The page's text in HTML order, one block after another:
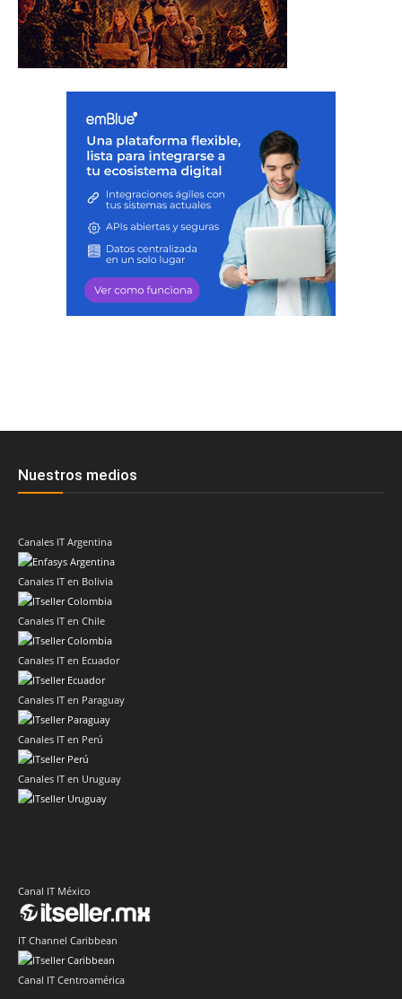
Nuestros medios
Canales IT Argentina
Canales IT en Bolivia
Canales IT en Chile
Canales IT en Ecuador
Canales IT en Paraguay
Canales IT en Perú
Canales IT en Uruguay
Canal IT México
IT Channel Caribbean
Canal IT Centroamérica